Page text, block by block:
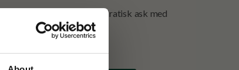
toppar. Kommer i en kvadratisk ask med